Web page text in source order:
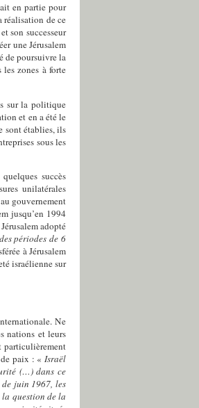
en partie pour
réalisation de ce
son successeur
une Jérusalem
de poursuivre la
zones à forte
sur la politique
et en a été le
sont établies, ils
sous les
succès
unilatérales
gouvernement
jusqu’en 1994
adopté
périodes de 6
à Jérusalem
israélienne sur
Ne
nations et leurs
particulièrement
paix : «Israël
(…) dans ce
juin 1967, les
question de la